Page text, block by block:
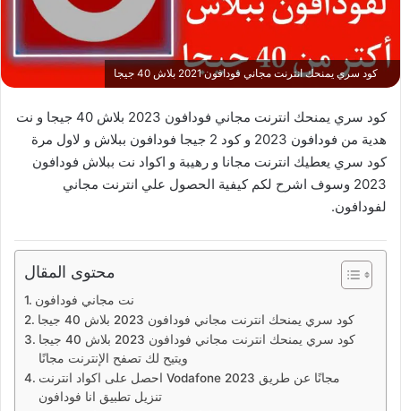
كود سري يمنحك انترنت مجاني فودافون 2021 بلاش 40 جيجا
كود سري يمنحك انترنت مجاني فودافون 2023 بلاش 40 جيجا و نت
هدية من فودافون 2023 و كود 2 جيجا فودافون ببلاش و لاول مرة
كود سري يعطيك انترنت مجانا و رهيبة و اكواد نت ببلاش فودافون
2023 وسوف اشرح لكم كيفية الحصول علي انترنت مجاني
لفودافون.
محتوى المقال
نت مجاني فودافون
كود سري يمنحك انترنت مجاني فودافون 2023 بلاش 40 جيجا
كود سري يمنحك انترنت مجاني فودافون 2023 بلاش 40 جيجا
ويتيح لك تصفح الإنترنت مجانًا
احصل على اكواد انترنت Vodafone 2023 مجانًا عن طريق
تنزيل تطبيق انا فودافون